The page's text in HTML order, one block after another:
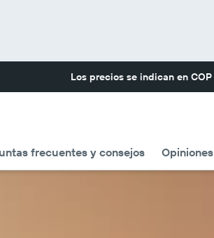
Los precios se indican en COP
frecuentes y consejos Opiniones